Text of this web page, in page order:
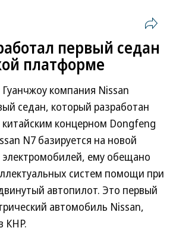
первый седан
платформе
компания Nissan
седан, который разработан
концерном Dongfeng
N7 базируется на новой
электромобилей, ему обещано
систем помощи при
автопилот. Это первый
автомобиль Nissan,
КНР.